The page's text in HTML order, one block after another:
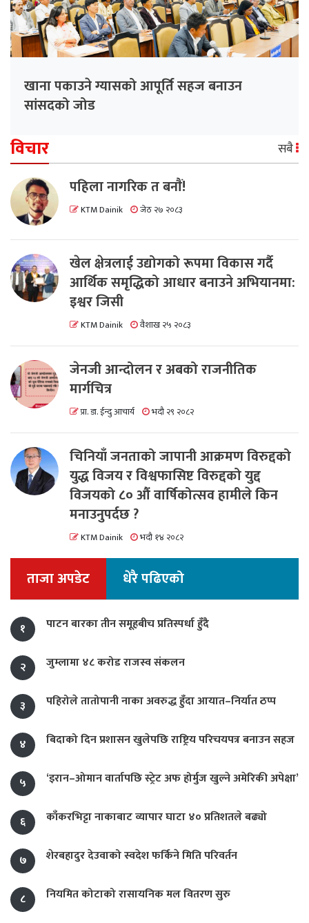
खाना पकाउने ग्यासको आपूर्ति सहज बनाउन
सांसदको जोड
विचार सबै
पहिला नागरिक त बनाैं!
KTM Dainik जेठ २७ २०८३
खेल क्षेत्रलाई उद्योगको रूपमा विकास गर्दै
आर्थिक समृद्धिको आधार बनाउने अभियानमा:
इश्वर जिसी
KTM Dainik वैशाख २५ २०८३
जेनजी आन्दोलन र अबको राजनीतिक
मार्गचित्र
प्रा. डा. ईन्दु आचार्य भदौ २९ २०८२
चिनियाँ जनताको जापानी आक्रमण विरुद्दको
युद्ध विजय र विश्वफासिष्ट विरुद्दको युद्द
विजयको ८० औं वार्षिकोत्सव हामीले किन
मनाउनुपर्दछ ?
KTM Dainik भदौ १४ २०८२
ताजा अपडेट धेरै पढिएको
१ पाटन बारका तीन समूहबीच प्रतिस्पर्धा हुँदै
२ जुम्लामा ४८ करोड राजस्व संकलन
३ पहिरोले तातोपानी नाका अवरुद्ध हुँदा आयात–निर्यात ठप्प
४ बिदाको दिन प्रशासन खुलेपछि राष्ट्रिय परिचयपत्र बनाउन सहज
५ ‘इरान–ओमान वार्तापछि स्ट्रेट अफ होर्मुज खुल्ने अमेरिकी अपेक्षा’
६ काँकरभिट्टा नाकाबाट व्यापार घाटा ४० प्रतिशतले बढ्यो
७ शेरबहादुर देउवाको स्वदेश फर्किने मिति परिवर्तन
८ नियमित कोटाको रासायनिक मल वितरण सुरु